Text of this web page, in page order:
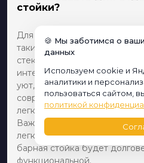
стойки?
Для отделки барной стойки
такие материалы, как
стекло. Выбор материала
интерьера и бюджета.
уют, камень — надежность и
современный и
легкость и визуальное
Важно также учитывать
легкости ухода за
барная стойка будет
функциональной.
🍪 Мы заботимся о
данных
Используем cookie и
аналитики и
пользоваться сайтом,
политикой